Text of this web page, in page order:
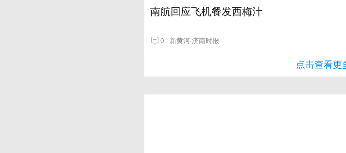
南航回应飞机餐发西梅汁
0 新黄河·济南时报
点击查看更